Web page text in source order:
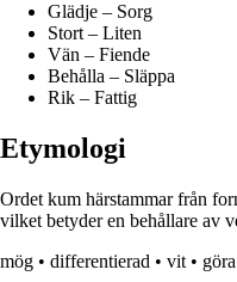
Glädje – Sorg
Stort – Liten
Vän – Fiende
Behålla – Släppa
Rik – Fattig
Etymologi
Ordet kum härstammar från
vilket betyder en behållare av
mög • differentierad • vit •